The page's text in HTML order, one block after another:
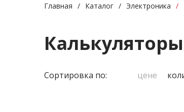
Главная Каталог Электроника
Калькуляторы
Сортировка по: цене